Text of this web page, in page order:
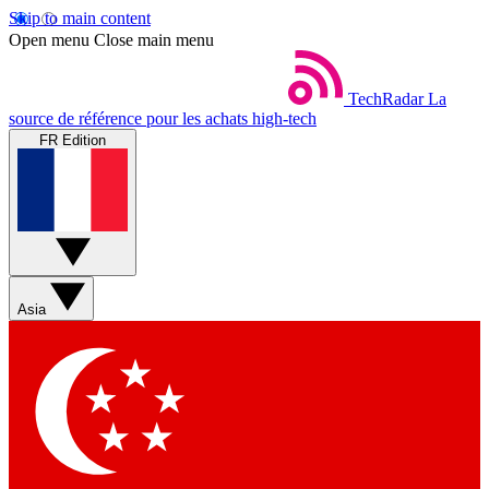
Skip to main content
Open menu Close main menu
TechRadar La
source de référence pour les achats high-tech
FR Edition
Asia